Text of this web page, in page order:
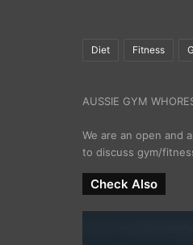
Diet Fitness
AUSSIE GYM
We are an open and
to discuss gym/
Check Also